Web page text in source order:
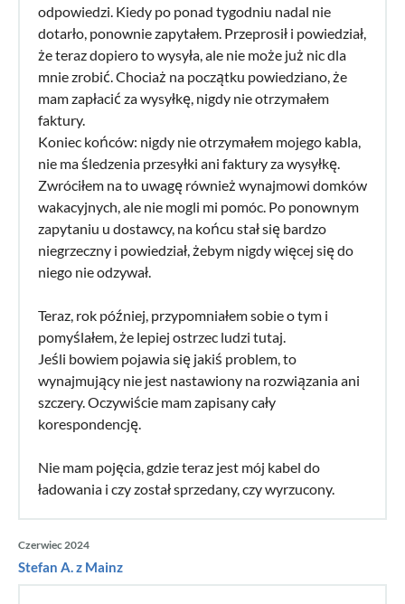
odpowiedzi. Kiedy po ponad tygodniu nadal nie
dotarło, ponownie zapytałem. Przeprosił i powiedział,
że teraz dopiero to wysyła, ale nie może już nic dla
mnie zrobić. Chociaż na początku powiedziano, że
mam zapłacić za wysyłkę, nigdy nie otrzymałem
faktury.
Koniec końców: nigdy nie otrzymałem mojego kabla,
nie ma śledzenia przesyłki ani faktury za wysyłkę.
Zwróciłem na to uwagę również wynajmowi domków
wakacyjnych, ale nie mogli mi pomóc. Po ponownym
zapytaniu u dostawcy, na końcu stał się bardzo
niegrzeczny i powiedział, żebym nigdy więcej się do
niego nie odzywał.
Teraz, rok później, przypomniałem sobie o tym i
pomyślałem, że lepiej ostrzec ludzi tutaj.
Jeśli bowiem pojawia się jakiś problem, to
wynajmujący nie jest nastawiony na rozwiązania ani
szczery. Oczywiście mam zapisany cały
korespondencję.
Nie mam pojęcia, gdzie teraz jest mój kabel do
ładowania i czy został sprzedany, czy wyrzucony.
Czerwiec 2024
Stefan A. z Mainz